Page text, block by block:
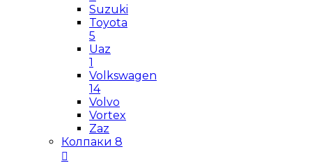
Suzuki
Toyota
5
Uaz
1
Volkswagen
14
Volvo
Vortex
Zaz
Колпаки 8